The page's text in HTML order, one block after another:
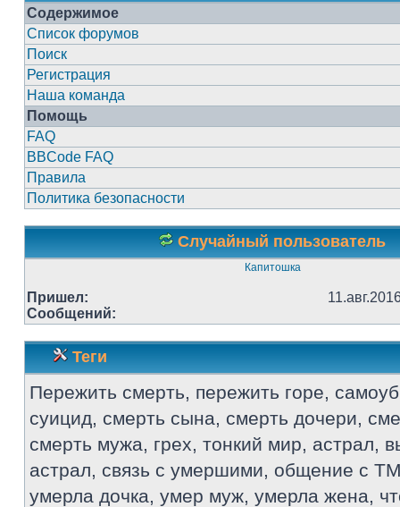
Содержимое
Список форумов
Поиск
Регистрация
Наша команда
Помощь
FAQ
BBCode FAQ
Правила
Политика безопасности
Случайный пользователь
Капитошка
Пришел:
Сообщений:
Теги
Пережить смерть, пережить горе,
суицид, смерть сына, смерть дочери,
смерть мужа, грех, тонкий мир, астрал,
астрал, связь с умершими, общение с
умерла дочка, умер муж, умерла жена,